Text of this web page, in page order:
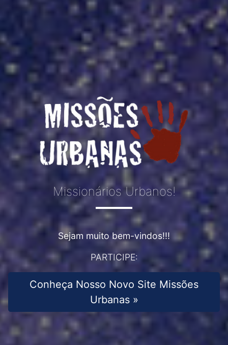
Missionários Urbanos!
Sejam muito bem-vindos!!!
PARTICIPE:
Conheça Nosso Novo Site Missões
Urbanas »